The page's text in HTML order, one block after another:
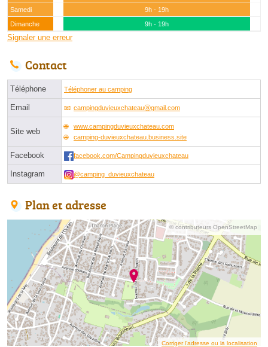
Samedi
9h - 19h
Dimanche
9h - 19h
Signaler une erreur
Contact
Téléphone Téléphoner au camping
Email campingduvieuxchateauⓐgmail.com
Site web
www.campingduvieuxchateau.com
camping-duvieuxchateau.business.site
Facebook facebook.com/Campingduvieuxchateau
Instagram @camping_duvieuxchateau
Plan et adresse
© contributeurs OpenStreetMap
Corriger l’adresse ou la localisation